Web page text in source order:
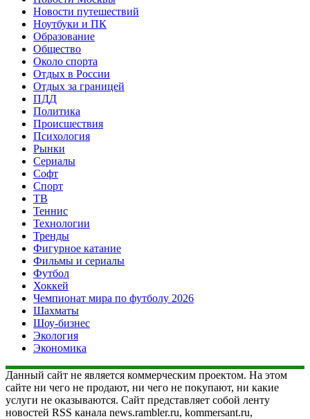
Новости путешествий
Ноутбуки и ПК
Образование
Общество
Около спорта
Отдых в России
Отдых за границей
ПДД
Политика
Происшествия
Психология
Рынки
Сериалы
Софт
Спорт
ТВ
Теннис
Технологии
Тренды
Фигурное катание
Фильмы и сериалы
Футбол
Хоккей
Чемпионат мира по футболу 2026
Шахматы
Шоу-бизнес
Экология
Экономика
Данный сайт не является коммерческим проектом. На этом
сайте ни чего не продают, ни чего не покупают, ни какие
услуги не оказываются. Сайт представляет собой ленту
новостей RSS канала news.rambler.ru, kommersant.ru,